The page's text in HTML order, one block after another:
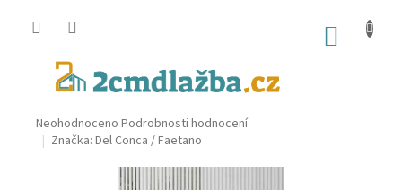
Průměrné
hodnocení
Neohodnoceno Podrobnosti hodnocení
Značka: Del Conca / Faetano